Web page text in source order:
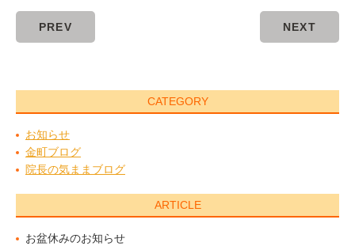
PREV NEXT
CATEGORY
お知らせ
金町ブログ
院長の気ままブログ
ARTICLE
お盆休みのお知らせ